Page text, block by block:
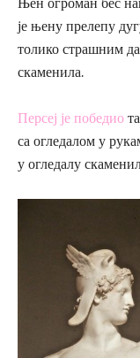
Њен огроман бес
је њену прелепу
толико страшним да
скаменила.
Персеј је победио
са огледалом у
у огледалу